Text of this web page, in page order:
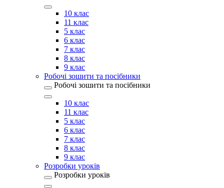
10 клас
11 клас
5 клас
6 клас
7 клас
8 клас
9 клас
Робочі зошити та посібники
Робочі зошити та посібники
10 клас
11 клас
5 клас
6 клас
7 клас
8 клас
9 клас
Розробки уроків
Розробки уроків